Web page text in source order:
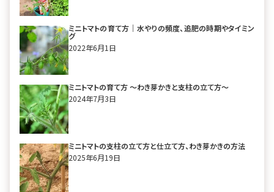
ミニトマトの育て方｜水やりの頻度、追肥の時期やタイミン
グ
2022年6月1日
ミニトマトの育て方 〜わき芽かきと支柱の立て方〜
2024年7月3日
ミニトマトの支柱の立て方と仕立て方、わき芽かきの方法
2025年6月19日